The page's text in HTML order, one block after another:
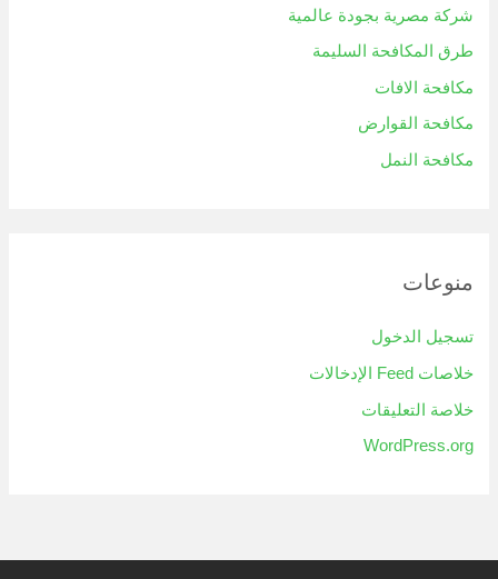
شركة مصرية بجودة عالمية
طرق المكافحة السليمة
مكافحة الافات
مكافحة القوارض
مكافحة النمل
منوعات
تسجيل الدخول
خلاصات Feed الإدخالات
خلاصة التعليقات
WordPress.org